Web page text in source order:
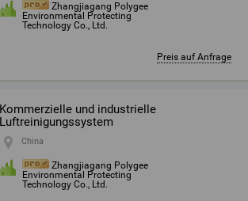
Zhangjiagang Polygee
Environmental Protecting
Technology Co., Ltd.
Preis auf Anfrage
Kommerzielle und industrielle
Luftreinigungssystem
China
Zhangjiagang Polygee
Environmental Protecting
Technology Co., Ltd.